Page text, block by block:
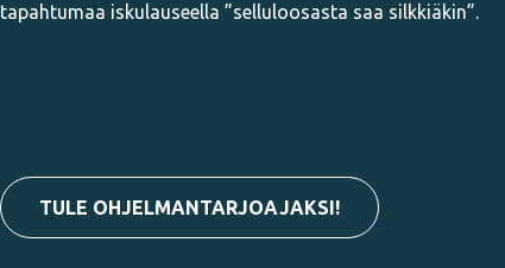
tapahtumaa iskulauseella ”selluloosasta saa silkkiäkin”.
TULE OHJELMANTARJOAJAKSI!